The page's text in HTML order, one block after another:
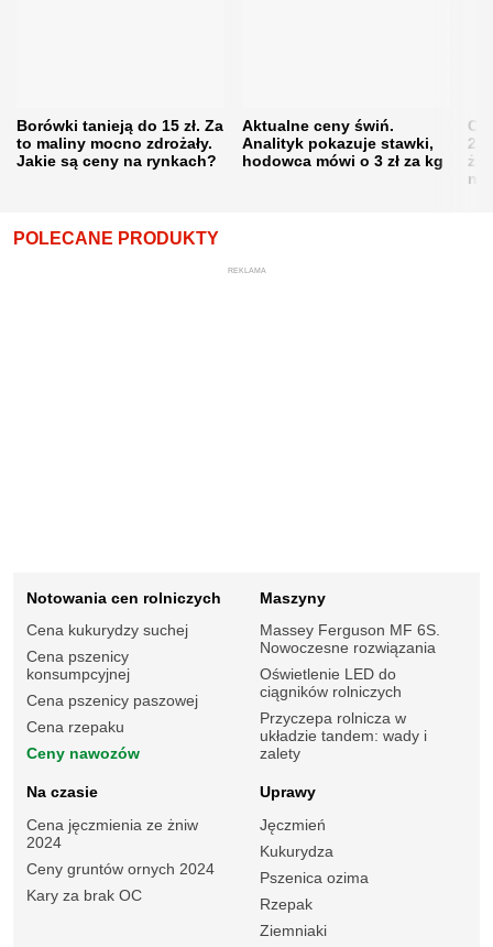
Borówki tanieją do 15 zł. Za
to maliny mocno zdrożały.
Jakie są ceny na rynkach?
Aktualne ceny świń.
Analityk pokazuje stawki,
hodowca mówi o 3 zł za kg
POLECANE PRODUKTY
REKLAMA
Notowania cen rolniczych
Cena kukurydzy suchej
Cena pszenicy
konsumpcyjnej
Cena pszenicy paszowej
Cena rzepaku
Ceny nawozów
Maszyny
Massey Ferguson MF 6S.
Nowoczesne rozwiązania
Oświetlenie LED do
ciągników rolniczych
Przyczepa rolnicza w
układzie tandem: wady i
zalety
Na czasie
Cena jęczmienia ze żniw
2024
Ceny gruntów ornych 2024
Kary za brak OC
Uprawy
Jęczmień
Kukurydza
Pszenica ozima
Rzepak
Ziemniaki